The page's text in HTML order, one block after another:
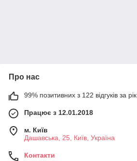
Про нас
99% позитивних з 122 відгуків за рік
Працює з 12.01.2018
м. Київ
Дашавська, 25, Київ, Україна
Контакти